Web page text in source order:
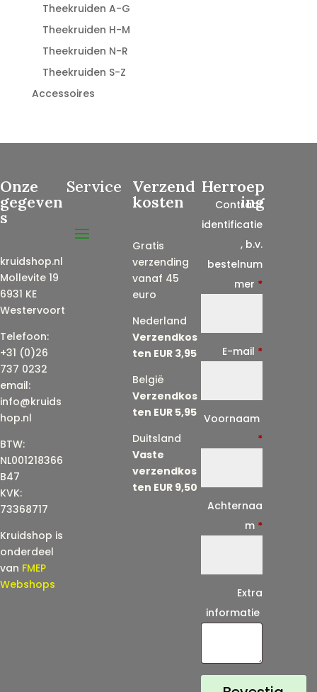
Theekruiden A-G
Theekruiden H-M
Theekruiden N-R
Theekruiden S-Z
Accessoires
Onze
gegeven
s
kruidshop.nl
Mollevite 19
6931 KE
Westervoort
Telefoon:
+31 (0)26
737 0232
email:
info@kruids
hop.nl
BTW:
NL001218366
B47
KVK:
73368717
Kruidshop is
onderdeel
van FMEP
Webshops
Service Verzend
kosten
Gratis
verzending
vanaf 45
euro
Nederland
Verzendkos
ten EUR 3,95
België
Verzendkos
ten EUR 5,95
Duitsland
Vaste
verzendkos
ten EUR 9,50
Herroep
ing
Contract
identificatie
, b.v.
bestelnum
mer *
E-mail *
l
Voornaam
*
Achternaa
m *
Extra
informatie